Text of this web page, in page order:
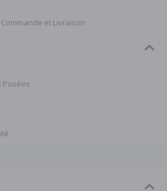
et Livraison
Posées